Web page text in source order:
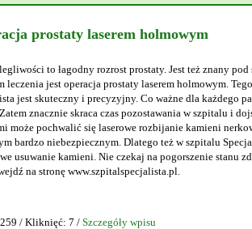
prostaty laserem holmowym
to łagodny rozrost prostaty. Jest też znany pod
leczenia jest operacja prostaty laserem holmowym.
jest skuteczny i precyzyjny. Co ważne dla każdego
znacznie skraca czas pozostawania w szpitalu i
może pochwalić się laserowe rozbijanie kamieni
bardzo niebezpiecznym. Dlatego też w szpitalu
usuwanie kamieni. Nie czekaj na pogorszenie stanu
na stronę www.szpitalspecjalista.pl.
/ Kliknięć: 7 /Szczegóły wpisu